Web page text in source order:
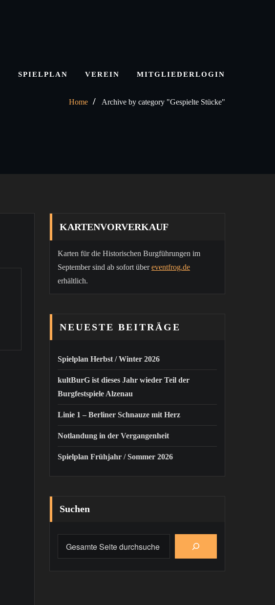
SPIELPLAN VEREIN MITGLIEDERLOGIN
Home Archive by category "Gespielte Stücke"
KARTENVORVERKAUF
Karten für die Historischen Burgführungen im
September sind ab sofort übereventfrog.de
erhältlich.
NEUESTE BEITRÄGE
Spielplan Herbst / Winter 2026
kultBurG ist dieses Jahr wieder Teil der
Burgfestspiele Alzenau
Linie 1 – Berliner Schnauze mit Herz
Notlandung in der Vergangenheit
Spielplan Frühjahr / Sommer 2026
Suchen